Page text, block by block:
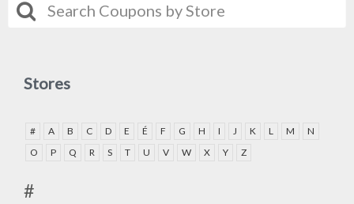
Stores
# A B C D E É F G H I J K L M
N
O
P Q R S T U V W X Y Z
#